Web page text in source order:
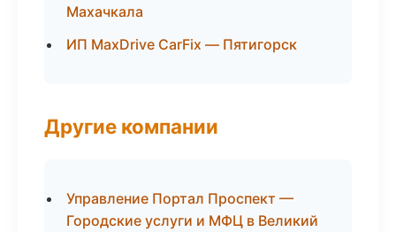
Махачкала
ИП MaxDrive CarFix — Пятигорск
Другие компании
Управление Портал Проспект —
Городские услуги и МФЦ в Великий